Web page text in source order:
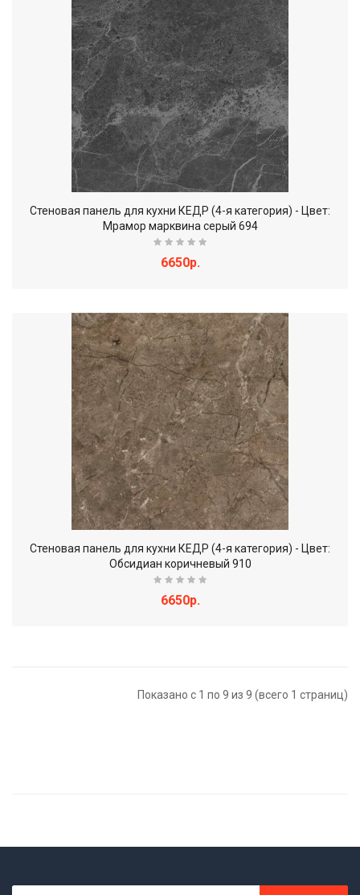
Стеновая панель для кухни КЕДР (4-я категория) - Цвет:
Мрамор марквина серый 694
6650р.
Стеновая панель для кухни КЕДР (4-я категория) - Цвет:
Обсидиан коричневый 910
6650р.
Показано с 1 по 9 из 9 (всего 1 страниц)